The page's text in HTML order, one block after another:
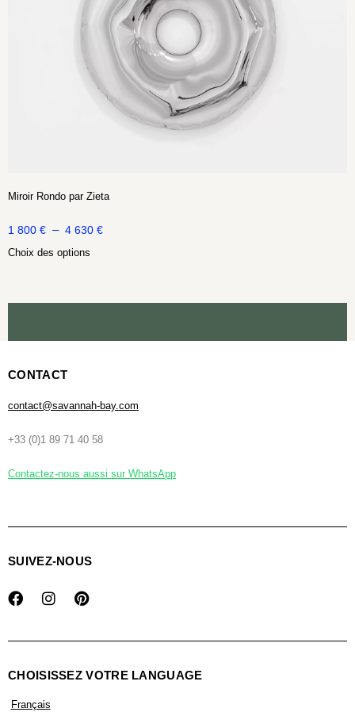
Miroir Rondo par Zieta
1 800 € – 4 630 €
Choix des options
CONTACT
contact@savannah-bay.com
+33 (0)1 89 71 40 58
Contactez-nous aussi sur WhatsApp
SUIVEZ-NOUS
CHOISISSEZ VOTRE LANGUAGE
Français